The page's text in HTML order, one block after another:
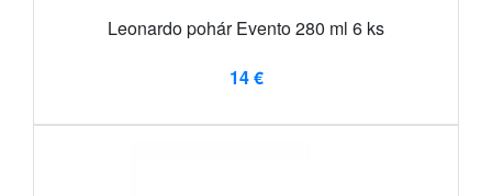
Leonardo pohár Evento 280 ml 6 ks
14 €